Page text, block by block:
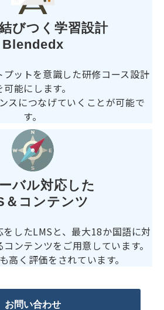
びつく学習設計
Blendedx
ットを意識した研修コース設計
可能にします。
スにつなげていくことが可能で
す。
バル対応した
＆コンテンツ
したLMSと、最大18か国語に対
ンテンツをご用意しています。
高く評価をされています。
お問い合わせ